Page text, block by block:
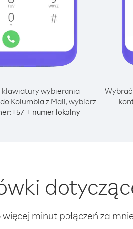
klawiatury wybierania
Kolumbia z Mali, wybierz
+57 + numer lokalny
minut połączeń za